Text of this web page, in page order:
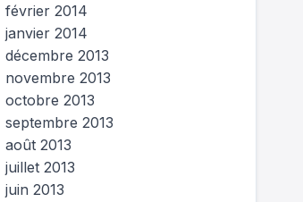
février 2014
janvier 2014
décembre 2013
novembre 2013
octobre 2013
septembre 2013
août 2013
juillet 2013
juin 2013